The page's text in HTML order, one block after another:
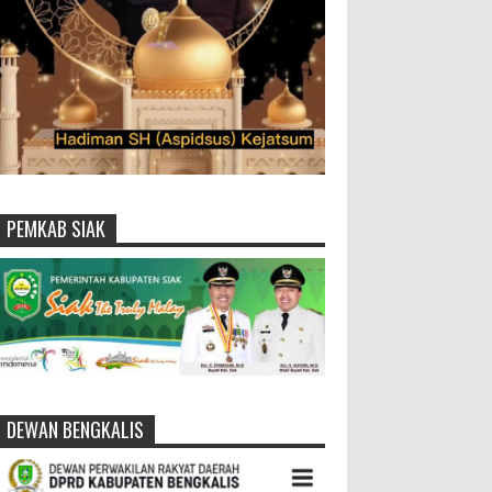
PEMKAB SIAK
DEWAN BENGKALIS